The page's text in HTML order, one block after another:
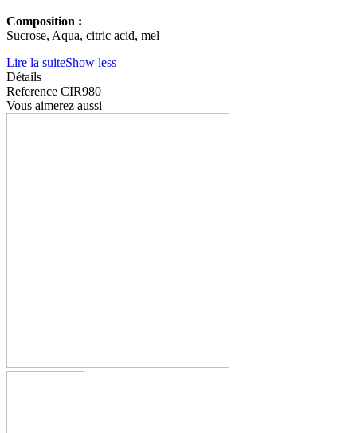
Composition :
Sucrose, Aqua, citric acid, mel
Lire la suiteShow less
Détails
Reference CIR980
Vous aimerez aussi